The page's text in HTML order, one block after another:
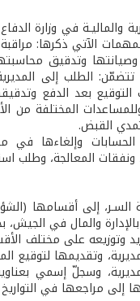
الآتي ذكرها:
وصيانتها وتدقيق
بعد الدفع
المختلفة من
القبض.
وإلغاءها في
المعالجة، وطلب
إلى أقسامها
والمال في
وتوزيعه على مختلف
وتقديمها لتوقيع
وسجلّ إسمي
إلى مراجعها في